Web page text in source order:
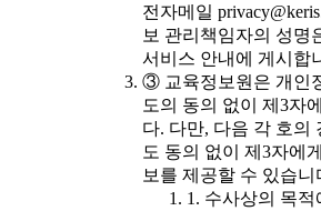
전자메일
보 관리책임자의 성명
서비스 안내에 게시합
③ 교육정보원은 개인
도의 동의 없이 제3자
다. 다만, 다음 각 호의
도 동의 없이 제3자에
보를 제공할 수 있습니
1. 수사상의 목